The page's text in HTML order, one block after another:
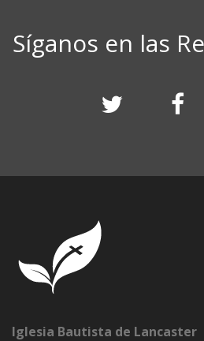
Síganos en las
Iglesia Bautista de Lancaster